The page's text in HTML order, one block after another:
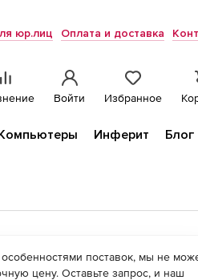
юр.лиц Оплата и доставка
Войти Избранное
Инферит
Блог
особенностями поставок, мы не
цену. Оставьте запрос, и наш